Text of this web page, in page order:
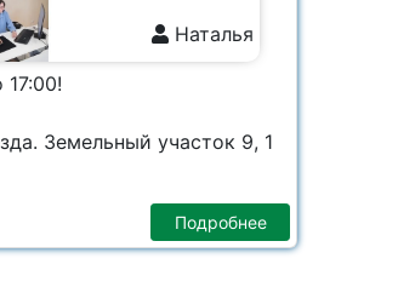
Наталья
8 928 359-7111
Земельный участок 9, 1
Подробнее